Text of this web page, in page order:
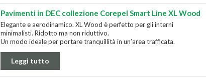
Pavimenti in DEC collezione Corepel Smart Line XL Wood
Elegante e aerodinamico. XL Wood è perfetto per gli interni
minimalisti. Ridotto ma non riduttivo.
Un modo ideale per portare tranquillità in un’area trafficata.
Leggi tutto